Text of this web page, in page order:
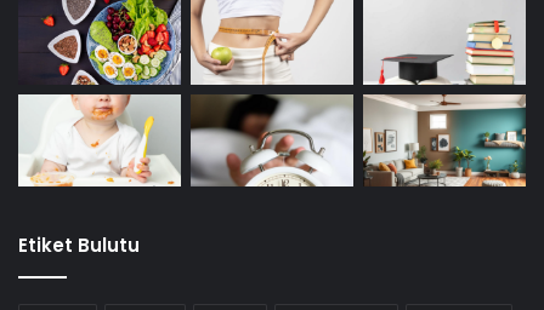
Etiket Bulutu